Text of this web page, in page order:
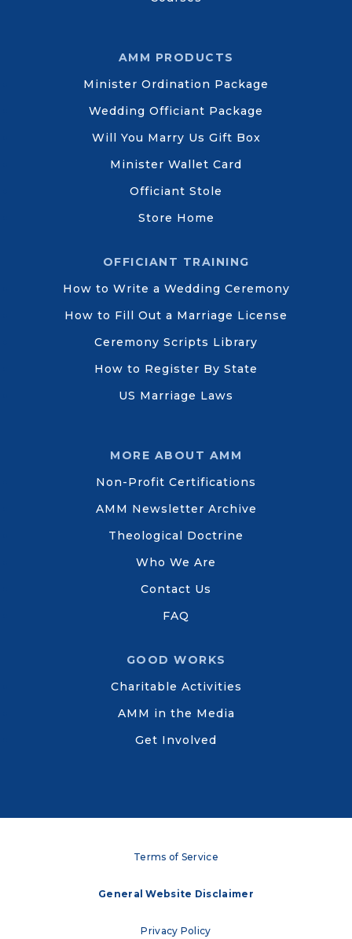
AMM PRODUCTS
Minister Ordination Package
Wedding Officiant Package
Will You Marry Us Gift Box
Minister Wallet Card
Officiant Stole
Store Home
OFFICIANT TRAINING
How to Write a Wedding Ceremony
How to Fill Out a Marriage License
Ceremony Scripts Library
How to Register By State
US Marriage Laws
MORE ABOUT AMM
Non-Profit Certifications
AMM Newsletter Archive
Theological Doctrine
Who We Are
Contact Us
FAQ
GOOD WORKS
Charitable Activities
AMM in the Media
Get Involved
Terms of Service
General Website Disclaimer
Privacy Policy